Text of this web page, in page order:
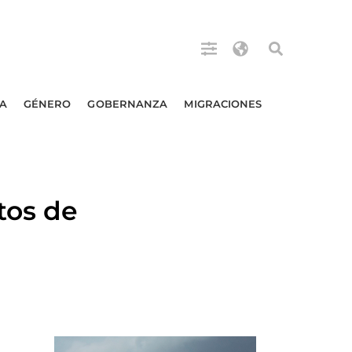
GÉNERO GOBERNANZA MIGRACIONES
de